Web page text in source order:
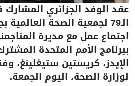
عقد الوفد الجزائري
الـ79 لجمعية الصحة
اجتماع عمل مع مديرة
ببرنامج الأمم المتحدة
الإيدز، كريستين ستيغلينغ،
لوزارة الصحة، اليوم الجمعة.